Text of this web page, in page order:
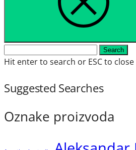
Search
for:
Search
Hit enter to search or ESC to close
Suggested Searches
Oznake proizvoda